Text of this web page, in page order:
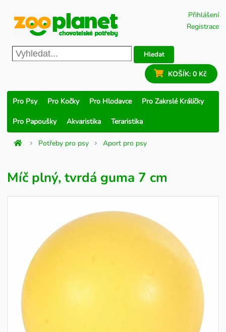
Přihlášení
Registrace
Hledat
KOŠÍK: 0 Kč
Pro Psy Pro Kočky Pro Hlodavce Pro Zakrslé Králíčky
Pro Papoušky Akvaristika Teraristika
Potřeby pro psy Aport pro psy
Míč plný, tvrdá guma 7 cm